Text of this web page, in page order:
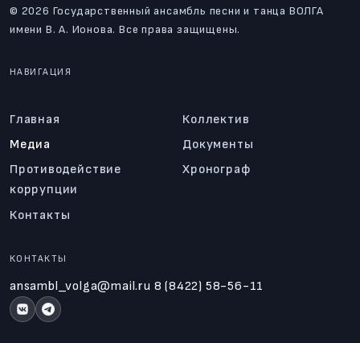
© 2026 Государственный ансамбль песни и танца ВОЛГА
имени В. А. Ионова. Все права защищены.
НАВИГАЦИЯ
Главная
Коллектив
Медиа
Документы
Противодействие
коррупции
Хронограф
Контакты
КОНТАКТЫ
ansambl_volga@mail.ru 8 (8422) 58-56-11